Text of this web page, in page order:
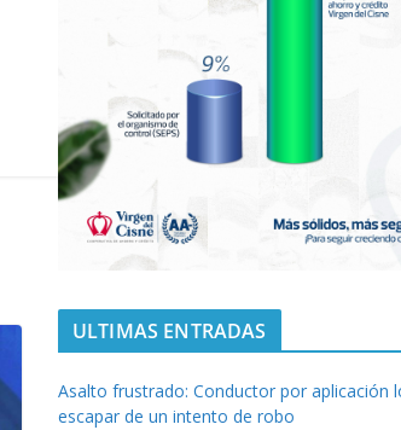
ULTIMAS ENTRADAS
Asalto frustrado: Conductor por aplicación
escapar de un intento de robo